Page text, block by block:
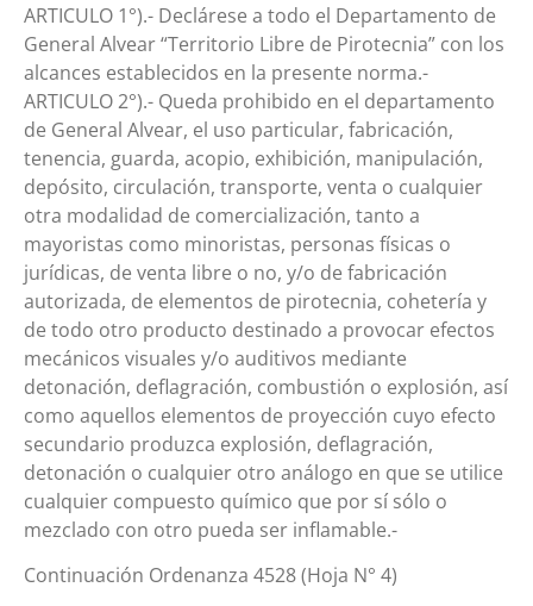
ARTICULO 1°).- Declárese a todo el Departamento de
General Alvear “Territorio Libre de Pirotecnia” con los
alcances establecidos en la presente norma.-
ARTICULO 2°).- Queda prohibido en el departamento
de General Alvear, el uso particular, fabricación,
tenencia, guarda, acopio, exhibición, manipulación,
depósito, circulación, transporte, venta o cualquier
otra modalidad de comercialización, tanto a
mayoristas como minoristas, personas físicas o
jurídicas, de venta libre o no, y/o de fabricación
autorizada, de elementos de pirotecnia, cohetería y
de todo otro producto destinado a provocar efectos
mecánicos visuales y/o auditivos mediante
detonación, deflagración, combustión o explosión, así
como aquellos elementos de proyección cuyo efecto
secundario produzca explosión, deflagración,
detonación o cualquier otro análogo en que se utilice
cualquier compuesto químico que por sí sólo o
mezclado con otro pueda ser inflamable.-
Continuación Ordenanza 4528 (Hoja N° 4)